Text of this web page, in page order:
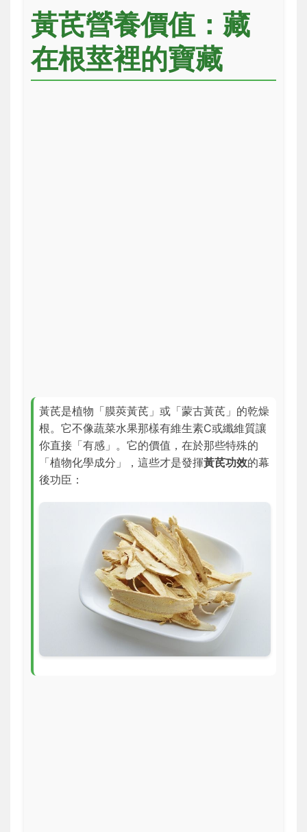
黃芪營養價值：藏
在根莖裡的寶藏
黃芪是植物「膜莢黃芪」或「蒙古黃芪」的乾燥
根。它不像蔬菜水果那樣有維生素C或纖維質讓
你直接「有感」。它的價值，在於那些特殊的
「植物化學成分」，這些才是發揮黃芪功效的幕
後功臣：